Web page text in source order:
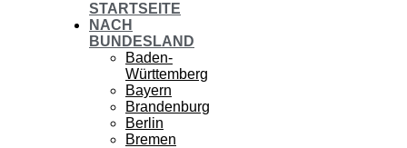
STARTSEITE
NACH
BUNDESLAND
Baden-
Württemberg
Bayern
Brandenburg
Berlin
Bremen